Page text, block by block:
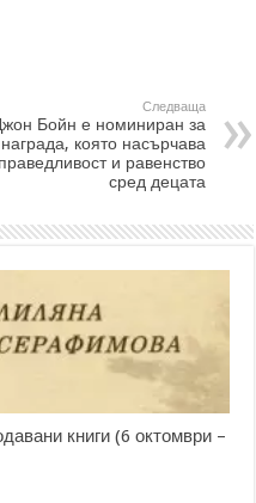
Следваща
Бойн е номиниран за
награда, която насърчава
и равенство
сред децата
книги (6 октомври –